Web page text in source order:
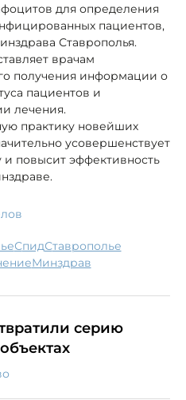
для определения
пациентов,
Ставрополья.
врачам
получения информации о
пациентов и
лечения.
практику новейших
усовершенствует
и повысит эффективность
спид Ставрополье
минздрав
серию